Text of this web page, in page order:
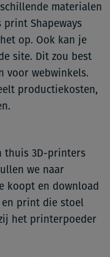
materialen
print Shapeways
op. Ook kan je
site. Dit zou best
voor webwinkels.
productiekosten,
thuis 3D-printers
we naar
koopt en download
en print die stoel
het printerpoeder